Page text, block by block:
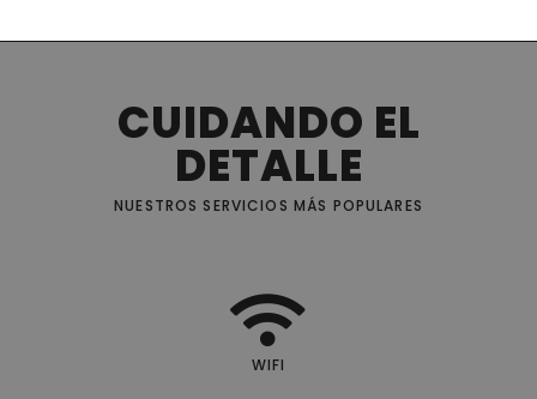
CUIDANDO EL
DETALLE
NUESTROS SERVICIOS MÁS POPULARES
WIFI